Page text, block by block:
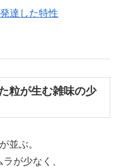
達した特性
粒が生む雑味の少
並ぶ。
が少なく、